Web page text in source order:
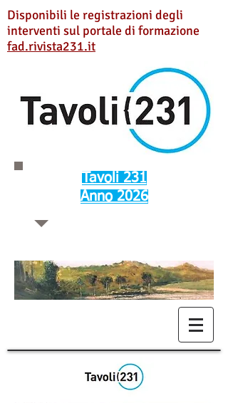
Disponibili le registrazioni degli
interventi sul portale di formazione
fad.rivista231.it
Tavoli 231
Anno 2026